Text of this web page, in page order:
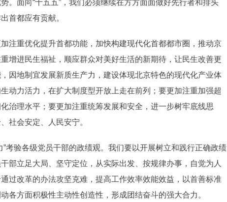
。面向“十五五”，我们必须继续在方方面面做好先行者和排头
首都应有贡献。
注重优化提升首都功能，加快构建现代化首都都市圈，推动京
增进民生福祉，顺应群众对美好生活的新期待，让民生改善更
因地制宜发展新质生产力，建设体现北京特色的现代化产业体
动力活力，在扩大制度型开放上走在前列；要更加注重加强超
治理水平；要更加注重统筹发展和安全，进一步树牢底线思
社会安定、人民安宁。
”考验各级党员干部的政绩观。我们要以开展树立和践行正确政绩
部立足大局、坚守定位，从实际出发、按规律办事，自觉为人
过改革的办法攻坚克难，提高工作效率效能效益，以首善标准
各方面积极性主动性创造性，形成团结奋斗的强大合力。